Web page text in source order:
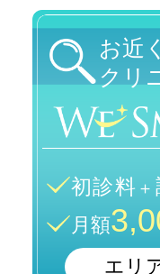
お近
クリ
初診料＋
月額